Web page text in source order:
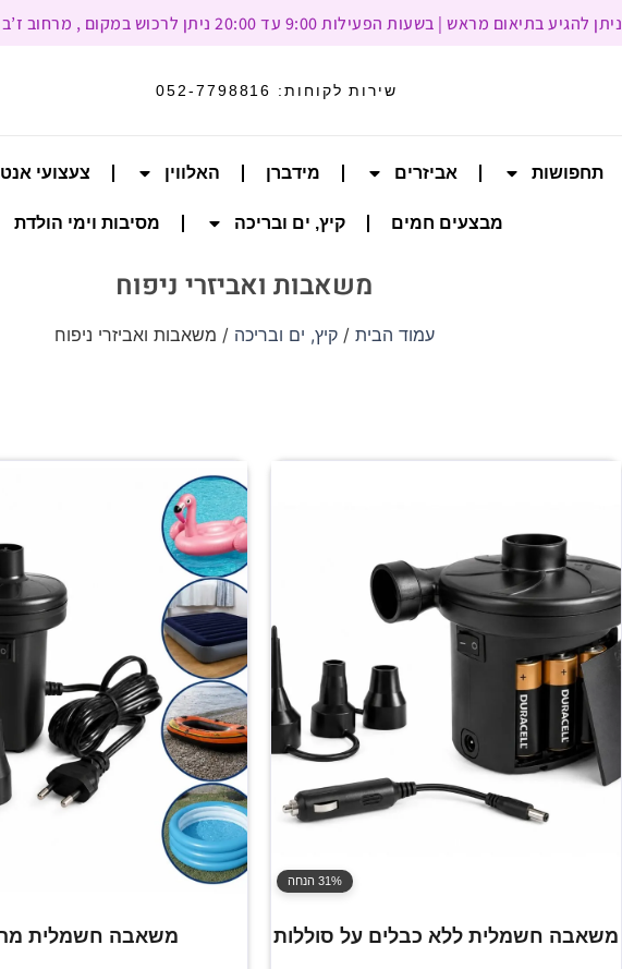
ניתן להגיע בתיאום מראש | בשעות הפעילות 9:00 עד 20:00 ניתן לרכוש במקום , מרחוב ז’בוטינסקי 93, רמת גן
שירות לקוחות: 052-7798816
תחפושות אביזרים מידברן האלווין צעצועי
מבצעים חמים קיץ, ים ובריכה מסיבות וימי הולדת
משאבות ואביזרי ניפוח
עמוד הבית /קיץ, ים ובריכה / משאבות ואביזרי ניפוח
31% הנחה
משאבה חשמלית ללא כבלים על סוללות משאבה חשמלית